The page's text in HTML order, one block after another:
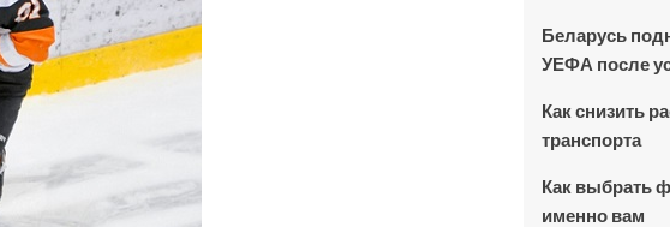
Беларусь
УЕФА после
Как снизить
транспорта
Как выбрать
именно вам